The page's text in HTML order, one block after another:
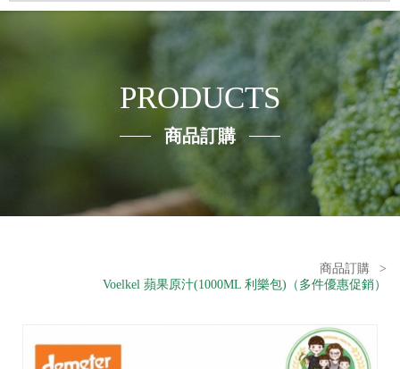
PRODUCTS
商品訂購
商品訂購
>
Voelkel 蘋果原汁(1000ML 利樂包)（多件優惠促銷）